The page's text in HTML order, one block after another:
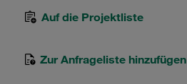
Auf die Projektliste
Zur Anfrageliste hinzufügen